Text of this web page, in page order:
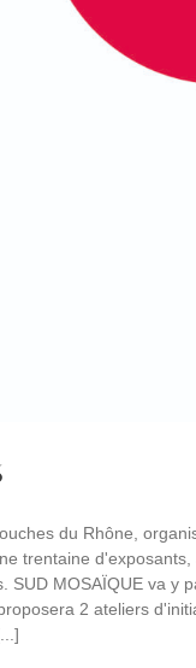
du Rhône,
trentaine
MOSAÏQUE va y
2 ateliers